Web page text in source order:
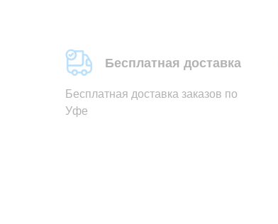
Бесплатная доставка
Бесплатная доставка заказов по
Уфе